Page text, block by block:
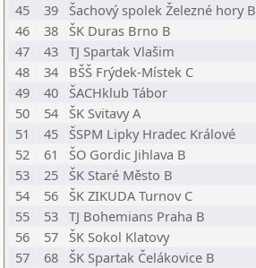
45
39 Šachový spolek Železné hory B
46
38 ŠK Duras Brno B
47
43 TJ Spartak Vlašim
48
34 BŠŠ Frýdek-Místek C
49
40 ŠACHklub Tábor
50
54 ŠK Svitavy A
51
45 ŠSPM Lipky Hradec Králové
52
61 ŠO Gordic Jihlava B
53
25 ŠK Staré Město B
54
56 ŠK ZIKUDA Turnov C
55
53 TJ Bohemians Praha B
56
57 ŠK Sokol Klatovy
57
68 ŠK Spartak Čelákovice B